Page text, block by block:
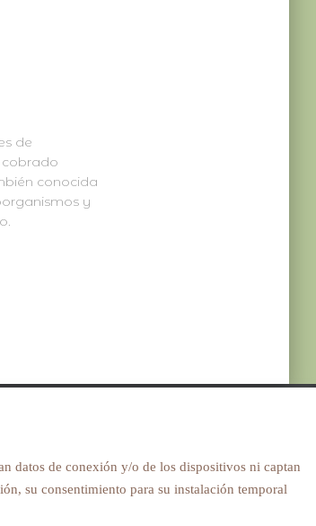
de
cobrado
conocida
y
datos de conexión y/o de los dispositivos ni captan
su consentimiento para su instalación temporal